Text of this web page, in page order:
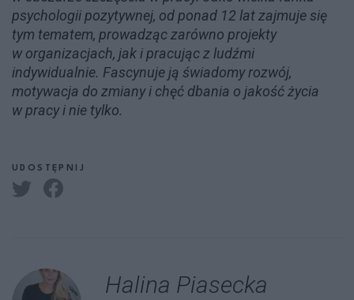
psychologii pozytywnej, od ponad 12 lat zajmuje się
tym tematem, prowadząc zarówno projekty
w organizacjach, jak i pracując z ludźmi
indywidualnie. Fascynuje ją świadomy rozwój,
motywacja do zmiany i chęć dbania o jakość życia
w pracy i nie tylko.
UDOSTĘPNIJ
Halina Piasecka